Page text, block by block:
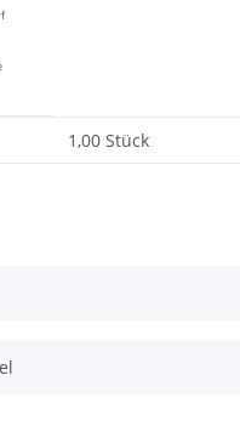
1,00 Stück